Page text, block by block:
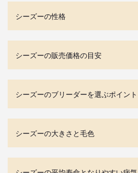
シーズーの性格
シーズーの販売価格の目安
シーズーのブリーダーを選ぶポイント
シーズーの大きさと毛色